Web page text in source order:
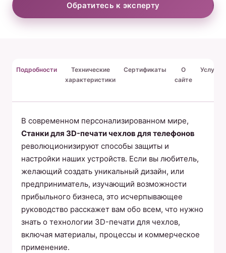
Обратитесь к эксперту
Подробности
Технические
характеристики
Сертификаты
О
сайте
Услуги
В современном персонализированном мире,
Станки для 3D-печати чехлов для телефонов
революционизируют способы защиты и
настройки наших устройств. Если вы любитель,
желающий создать уникальный дизайн, или
предприниматель, изучающий возможности
прибыльного бизнеса, это исчерпывающее
руководство расскажет вам обо всем, что нужно
знать о технологии 3D-печати для чехлов,
включая материалы, процессы и коммерческое
применение.